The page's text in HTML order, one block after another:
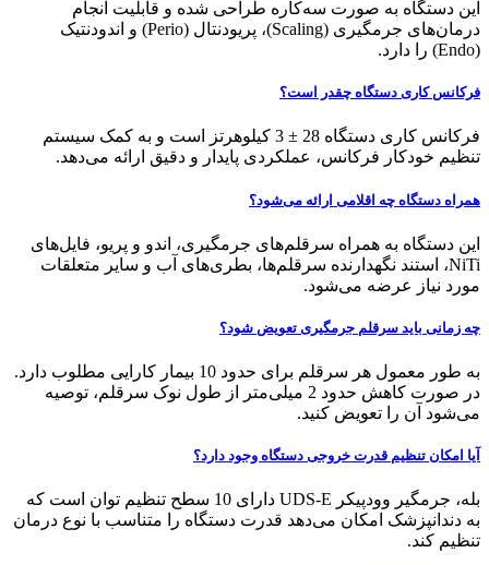
این دستگاه به صورت سه‌کاره طراحی شده و قابلیت انجام
درمان‌های جرمگیری (Scaling)، پریودنتال (Perio) و اندودنتیک
(Endo) را دارد.
فرکانس کاری دستگاه چقدر است؟
فرکانس کاری دستگاه 28 ± 3 کیلوهرتز است و به کمک سیستم
تنظیم خودکار فرکانس، عملکردی پایدار و دقیق ارائه می‌دهد.
همراه دستگاه چه اقلامی ارائه می‌شود؟
این دستگاه به همراه سرقلم‌های جرمگیری، اندو و پریو، فایل‌های
NiTi، استند نگهدارنده سرقلم‌ها، بطری‌های آب و سایر متعلقات
مورد نیاز عرضه می‌شود.
چه زمانی باید سرقلم جرمگیری تعویض شود؟
به طور معمول هر سرقلم برای حدود 10 بیمار کارایی مطلوب دارد.
در صورت کاهش حدود 2 میلی‌متر از طول نوک سرقلم، توصیه
می‌شود آن را تعویض کنید.
آیا امکان تنظیم قدرت خروجی دستگاه وجود دارد؟
بله، جرمگیر وودپیکر UDS-E دارای 10 سطح تنظیم توان است که
به دندانپزشک امکان می‌دهد قدرت دستگاه را متناسب با نوع درمان
تنظیم کند.